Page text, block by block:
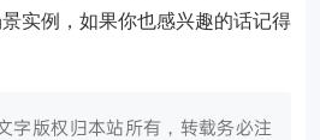
实例，如果你也感兴趣的话记得
字版权归本站所有，转载务必注